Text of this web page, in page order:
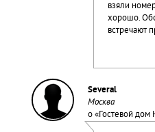
взяли
хорошо.
встречают
Several
Москва
о «Гостевой дом